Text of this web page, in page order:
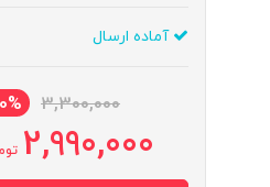
آماده ارسال
3,300,000
2,990,000